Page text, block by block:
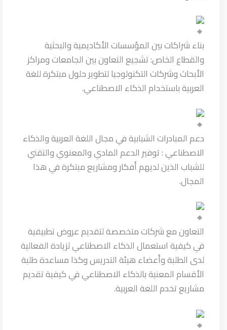
بناء شراكات بين المؤسسات الأكاديمية والبحثية
والقطاع الخاص: تشجيع التعاون بين الجامعات ومراكز
الأبحاث وشركات التكنولوجيا لتطوير حلول مبتكرة للغة
العربية باستخدام الذكاء الاصطناعي.
دعم المبادرات الشبابية في مجال اللغة العربية والذكاء
الاصطناعي : توفير الدعم المادي والمعنوي والتقني
للشباب الذين لديهم أفكار ومشاريع مبتكرة في هذا
المجال.
التعاون مع شركات متخصصة لتقديم عروض تطبيقية
في كيفية استعمال الذكاء الاصطناعي لزيادة الفعالية
لدى الطلبة وأعضاء هيئة التدريس وكذا مساعدة طلبة
الأقسام المعنية بالذكاء الاصطناعي في كيفية تقديم
مشاريع تخدم اللغة العربية.